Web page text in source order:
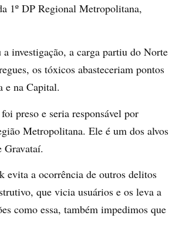
1º DP Regional Metropolitana,
investigação, a carga partiu do Norte
os tóxicos abasteceriam pontos
e na Capital.
preso e seria responsável por
Metropolitana. Ele é um dos alvos
Gravataí.
evita a ocorrência de outros delitos
que vicia usuários e os leva a
como essa, também impedimos que